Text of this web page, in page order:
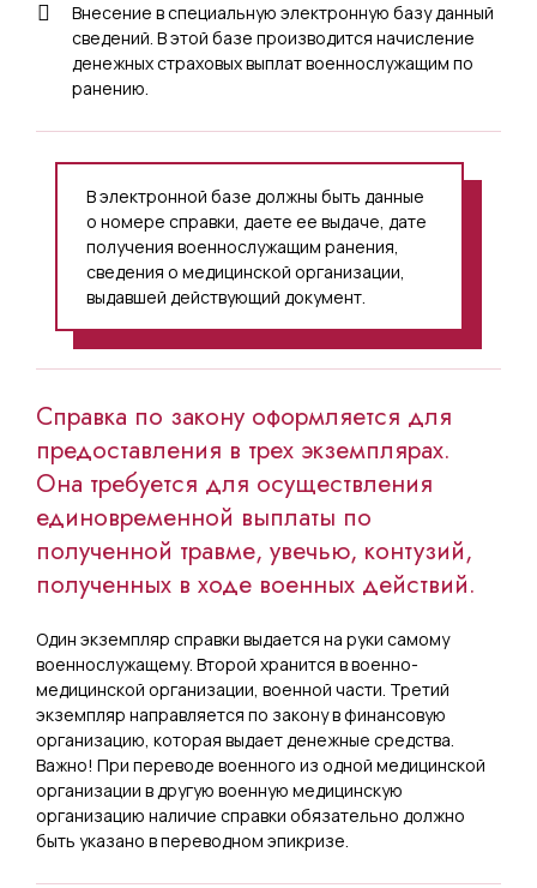
Внесение в специальную электронную базу данный
сведений. В этой базе производится начисление
денежных страховых выплат военнослужащим по
ранению.
В электронной базе должны быть данные
о номере справки, даете ее выдаче, дате
получения военнослужащим ранения,
сведения о медицинской организации,
выдавшей действующий документ.
Справка по закону оформляется для
предоставления в трех экземплярах.
Она требуется для осуществления
единовременной выплаты по
полученной травме, увечью, контузий,
полученных в ходе военных действий.
Один экземпляр справки выдается на руки самому
военнослужащему. Второй хранится в военно-
медицинской организации, военной части. Третий
экземпляр направляется по закону в финансовую
организацию, которая выдает денежные средства.
Важно! При переводе военного из одной медицинской
организации в другую военную медицинскую
организацию наличие справки обязательно должно
быть указано в переводном эпикризе.